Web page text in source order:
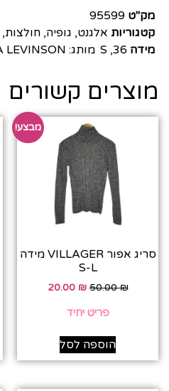
מק"ט 95599
קטגוריות אלגנט, גופיה, חולצות,
מידה 36
,
S מותג: LEVINSON
מוצרים קשורים
מבצע!
סריג אפור VILLAGER מידה
S-L
50.00₪
20.00 ₪
פריט יחיד
הוספה לסל